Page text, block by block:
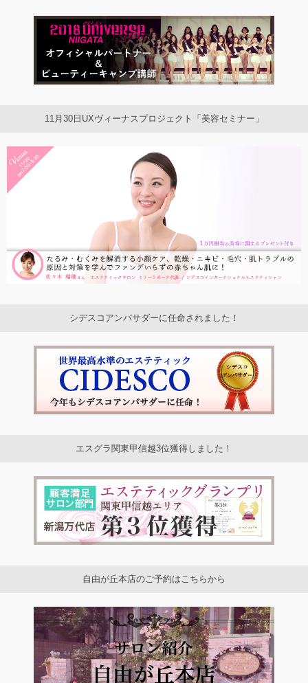
11月30日UXヴィーナスプロジェクト「美容セミナー」
シデスコアンバサダーに任命されました！
エスグラ関東甲信越3位獲得しました！
自由が丘本店のご予約はこちらから